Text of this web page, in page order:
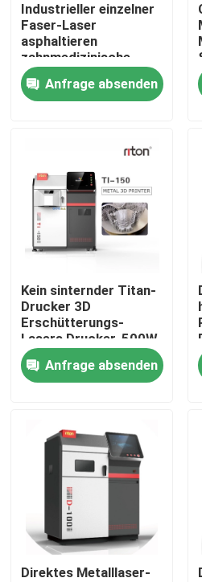
Kontakte
Drucker Laser-Metall3d
Zahnmedizinischer Drucker
Drucker DLMS 3D
Drucker LCD 3D
Lichtempfindliches Harz
Industrieller einzelner
Faser-Laser
asphaltieren
zahnmedizinische
Titanium Cocr Lazer-
Druckmaschine des
Drucker-3d
Anfrage absenden
Kein sinternder Titan-
Drucker 3D
Erschütterungs-
Lasers Drucker-500W
Anfrage absenden
Direktes Metalllaser-